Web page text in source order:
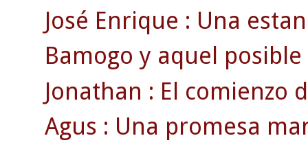
José Enrique : Una
Bamogo y aquel
Jonathan : El comienzo
Agus : Una promesa